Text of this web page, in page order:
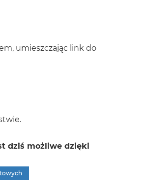
umieszczając link do
dziś możliwe dzięki